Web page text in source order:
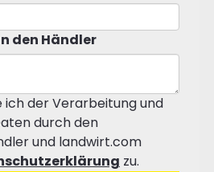
den Händler
ich der Verarbeitung und
durch den
und landwirt.com
zu.